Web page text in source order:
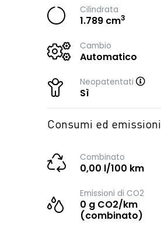
Cilindrata
1.789 cm3
Cambio
Automatico
Neopatentati
Sì
Consumi ed emissioni
Combinato
0,00 l/100 km
Emissioni di CO2
0 g CO2/km
(combinato)